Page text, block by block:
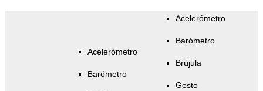
Acelerómetro
Barómetro
Acelerómetro
Barómetro
Brújula
Gesto